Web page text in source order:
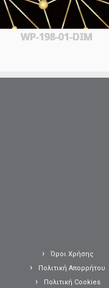
WP-198-01-DIM
Όροι Χρήσης
Πολιτική Απορρήτου
Πολιτική Cookies